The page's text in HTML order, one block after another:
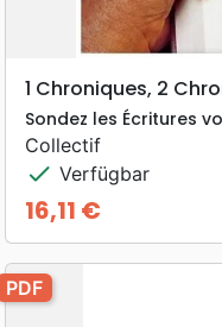
1 Chroniques, 2
Sondez les Écritures
Collectif
check Verfügbar
Preis
16,11 €
PDF